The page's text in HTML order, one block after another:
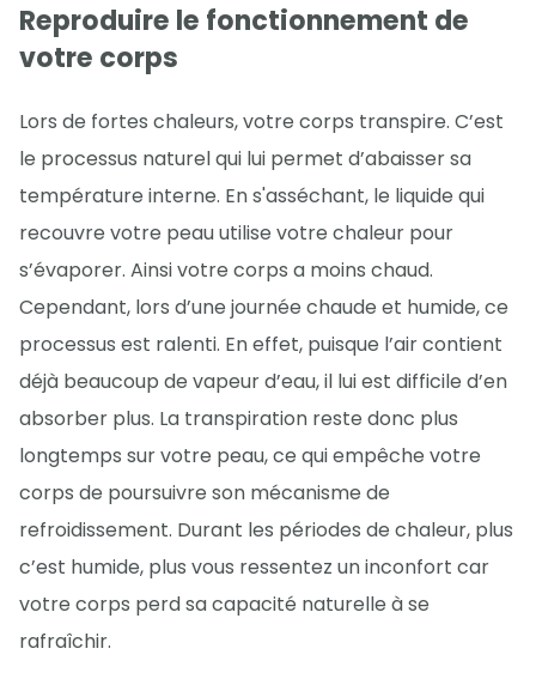
Reproduire le fonctionnement de
votre corps
Lors de fortes chaleurs, votre corps transpire. C’est
le processus naturel qui lui permet d’abaisser sa
température interne. En s'asséchant, le liquide qui
recouvre votre peau utilise votre chaleur pour
s’évaporer. Ainsi votre corps a moins chaud.
Cependant, lors d’une journée chaude et humide, ce
processus est ralenti. En effet, puisque l’air contient
déjà beaucoup de vapeur d’eau, il lui est difficile d’en
absorber plus. La transpiration reste donc plus
longtemps sur votre peau, ce qui empêche votre
corps de poursuivre son mécanisme de
refroidissement. Durant les périodes de chaleur, plus
c’est humide, plus vous ressentez un inconfort car
votre corps perd sa capacité naturelle à se
rafraîchir.